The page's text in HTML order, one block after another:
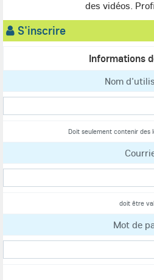
des vidéos.
S'inscrire
Informations
Nom
Doit seulement contenir des
doit être
Mot de